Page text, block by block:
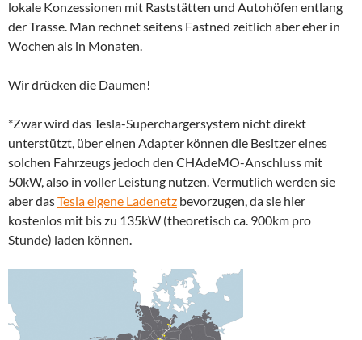
lokale Konzessionen mit Raststätten und Autohöfen entlang
der Trasse. Man rechnet seitens Fastned zeitlich aber eher in
Wochen als in Monaten.
Wir drücken die Daumen!
*Zwar wird das Tesla-Superchargersystem nicht direkt
unterstützt, über einen Adapter können die Besitzer eines
solchen Fahrzeugs jedoch den CHAdeMO-Anschluss mit
50kW, also in voller Leistung nutzen. Vermutlich werden sie
aber dasTesla eigene Ladenetz bevorzugen, da sie hier
kostenlos mit bis zu 135kW (theoretisch ca. 900km pro
Stunde) laden können.